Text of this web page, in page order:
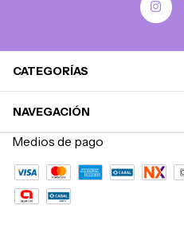
CATEGORÍAS
NAVEGACIÓN
Medios de pago